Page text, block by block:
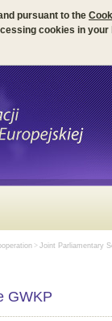
pursuant to the
cookies in your
> Joint Parliamentary
GWKP